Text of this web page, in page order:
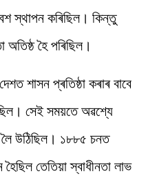
স্থাপন কৰিছিল। কিন্তু
অতিষ্ঠ হৈ পৰিছিল।
শাসন প্ৰতিষ্ঠা কৰাৰ বাবে
সেই সময়তে অৱশ্যে
উঠিছিল। ১৮৮৫ চনত
তেতিয়া স্বাধীনতা লাভ